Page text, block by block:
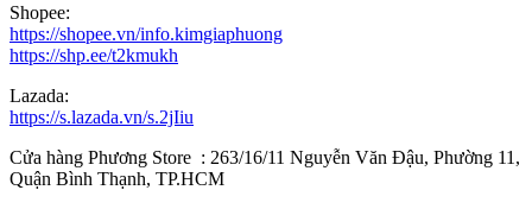
Shopee:
https://shopee.vn/info.kimgiaphuong
https://shp.ee/t2kmukh
Lazada:
https://s.lazada.vn/s.2jIiu
Cửa hàng Phương Store : 263/16/11 Nguyễn Văn Đậu, Phường 11,
Quận Bình Thạnh, TP.HCM